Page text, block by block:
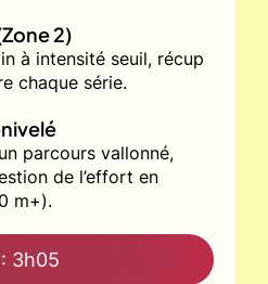
2)
à intensité seuil, récup
chaque série.
parcours vallonné,
de l’effort en
m+).
3h05